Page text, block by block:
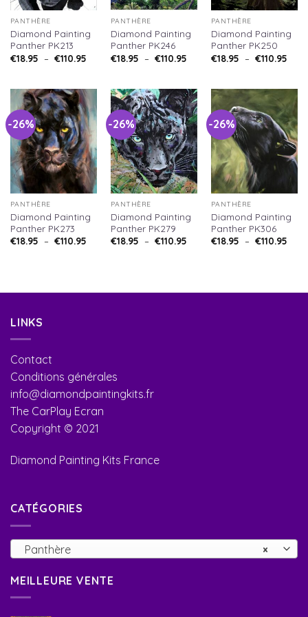
PANTHÈRE
Diamond Painting
Panther PK213
€18.95 – €110.95Plage
à
€110.95
PANTHÈRE
Diamond Painting
Panther PK246
€18.95 – €110.95Plage
à
€110.95
PANTHÈRE
Diamond Painting
Panther PK250
€18.95 – €110.95
-26%
PANTHÈRE
Diamond Painting
Panther PK273
€18.95 – €110.95Plage
-26%
PANTHÈRE
Diamond Painting
Panther PK279
€18.95 – €110.95Plage
-26%
PANTHÈRE
Diamond Painting
Panther PK306
€18.95 – €110.95
LINKS
Contact
Conditions générales
info@diamondpaintingkits.fr
The CarPlay Ecran
Copyright © 2021
Diamond Painting Kits France
CATÉGORIES
×
Panthère
MEILLEURE VENTE